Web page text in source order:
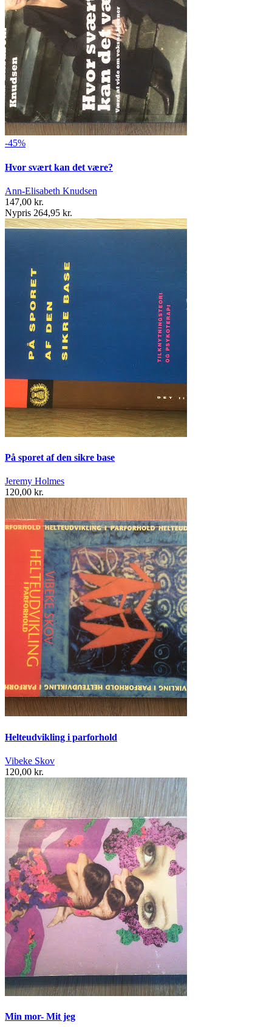
-45%
Hvor svært kan det være?
Ann-Elisabeth Knudsen
147,00 kr.
Nypris 264,95 kr.
På sporet af den sikre base
Jeremy Holmes
120,00 kr.
Helteudvikling i parforhold
Vibeke Skov
120,00 kr.
Min mor- Mit jeg